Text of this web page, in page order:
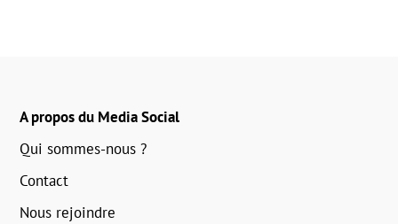
A propos du Media Social
Qui sommes-nous ?
Contact
Nous rejoindre